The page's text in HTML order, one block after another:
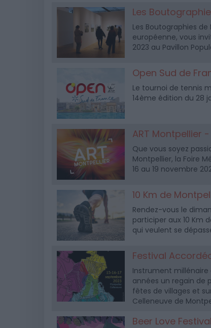
Les
Les Boutographies
européenne, vous
2023 au Pavillon
Open Sud de
Le tournoi de tennis
14ème édition du 28
ART Montpellier
Que vous soyez
Montpellier, la Foire
16 au 19 novembre
10 Km de
Rendez-vous le
participer aux 10 Km
qui veulent se
Festival
Instrument
années un regain de
fêtes de villages et
Celleneuve de
Beer Love Festival